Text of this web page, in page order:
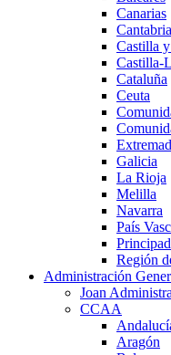
Canarias
Cantabria
Castilla
Castilla-
Cataluña
Ceuta
Galicia
La Rioja
Melilla
Navarra
País
Región
Administración
Joan
CCAA
Aragón